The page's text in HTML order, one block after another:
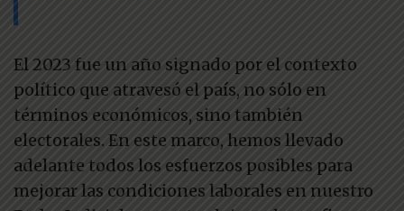
El 2023 fue un año signado por el contexto
político que atravesó el país, no sólo en
términos económicos, sino también
electorales. En este marco, hemos llevado
adelante todos los esfuerzos posibles para
mejorar las condiciones laborales en nuestro